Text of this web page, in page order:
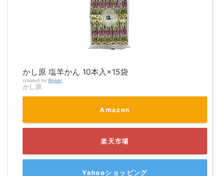
かし原 塩羊かん 10本入×15袋
created by Rinker
かし原
Amazon
楽天市場
Yahooショッピング